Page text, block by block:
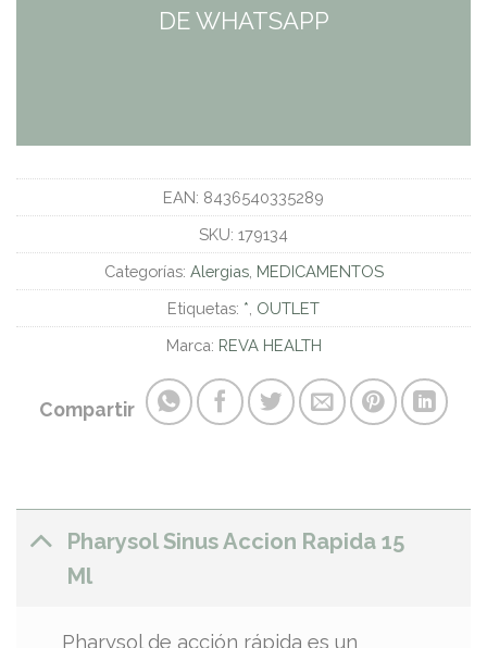
DE WHATSAPP
EAN: 8436540335289
SKU: 179134
Categorías: Alergias, MEDICAMENTOS
Etiquetas: * OUTLET
Marca: REVA HEALTH
Compartir
Pharysol Sinus Accion Rapida 15
Ml
Pharysol de acción rápida es un